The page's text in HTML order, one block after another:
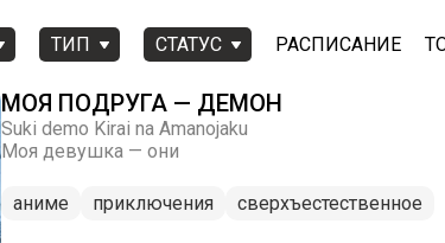
ТИП СТАТУС РАСПИСАНИЕ
МОЯ ПОДРУГА — ДЕМОН
Suki demo Kirai na Amanojaku
Моя девушка — они
аниме приключения сверхъестественное